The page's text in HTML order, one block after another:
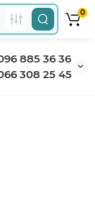
885 36 36
308 25 45
0